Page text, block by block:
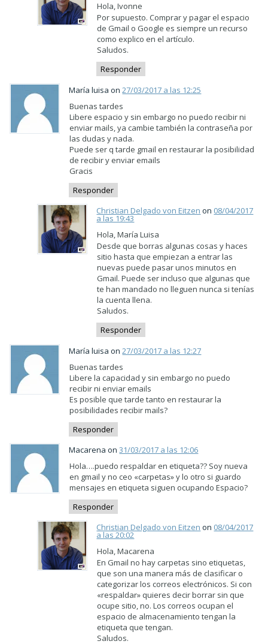
Hola, Ivonne
Por supuesto. Comprar y pagar el espacio
de Gmail o Google es siempre un recurso
como explico en el artículo.
Saludos.
Responder
María luisa on27/03/2017 a las 12:25
Buenas tardes
Libere espacio y sin embargo no puedo recibir ni
enviar mails, ya cambie también la contraseña por
las dudas y nada.
Puede ser q tarde gmail en restaurar la posibilidad
de recibir y enviar emails
Gracis
Responder
Christian Delgado von Eitzen on 08/04/2017
a las 19:43
Hola, María Luisa
Desde que borras algunas cosas y haces
sitio hasta que empiezan a entrar las
nuevas puede pasar unos minutos en
Gmail. Puede ser incluso que algunas que
te han mandado no lleguen nunca si tenías
la cuenta llena.
Saludos.
Responder
María luisa on27/03/2017 a las 12:27
Buenas tardes
Libere la capacidad y sin embargo no puedo
recibir ni enviar emails
Es posible que tarde tanto en restaurar la
posibilidades recibir mails?
Responder
Macarena on31/03/2017 a las 12:06
Hola….puedo respaldar en etiqueta?? Soy nueva
en gmail y no ceo «carpetas» y lo otro si guardo
mensajes en etiqueta siguen ocupando Espacio?
Responder
Christian Delgado von Eitzen on 08/04/2017
a las 20:02
Hola, Macarena
En Gmail no hay carpetas sino etiquetas,
que son una manera más de clasificar o
categorizar los correos electrónicos. Si con
«respaldar» quieres decir borrar sin que
ocupe sitio, no. Los correos ocupan el
espacio de almacenamiento tengan la
etiqueta que tengan.
Saludos.